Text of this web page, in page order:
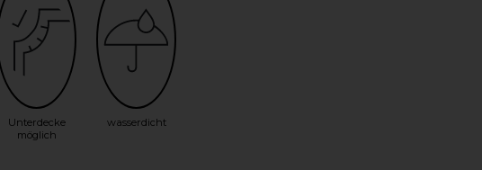
Unterdecke
möglich
wasserdicht